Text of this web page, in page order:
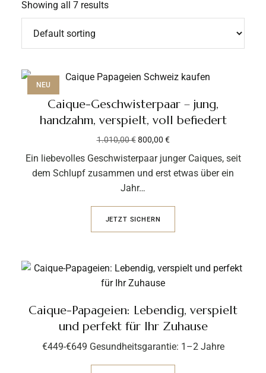
Showing all 7 results
NEU
Caique-Geschwisterpaar – jung,
handzahm, verspielt, voll befiedert
1.010,00€ 800,00 €
Ein liebevolles Geschwisterpaar junger Caiques, seit
dem Schlupf zusammen und erst etwas über ein
Jahr…
JETZT SICHERN
Caique-Papageien: Lebendig, verspielt
und perfekt für Ihr Zuhause
€449-€649 Gesundheitsgarantie: 1–2 Jahre